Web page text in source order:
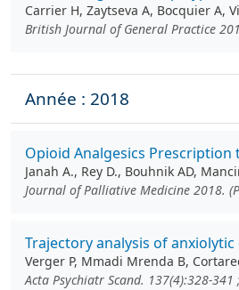
Carrier H, Zaytseva A, Bocquier A,
British Journal of General Practice
Année : 2018
Opioid Analgesics Prescription
Janah A., Rey D., Bouhnik AD,
Journal of Palliative Medicine 2018.
Trajectory analysis of
Verger P, Mmadi Mrenda B,
Acta Psychiatr Scand. 137(4):328-341